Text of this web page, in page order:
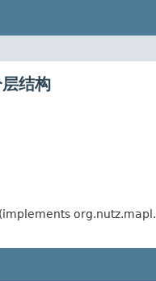
结构
(implements org.nutz.mapl.